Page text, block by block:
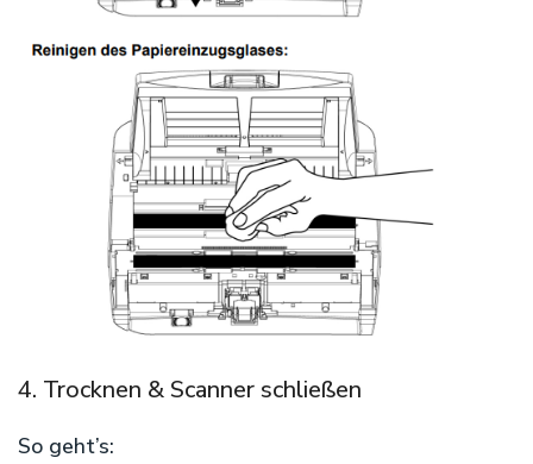
4. Trocknen & Scanner schließen
So geht’s: